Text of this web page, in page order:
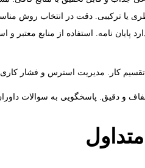
یا ترکیبی. دقت در انتخاب روش
پایان نامه. استفاده از منابع معتبر و
تقسیم کار. مدیریت استرس و فشار کاری.
و دقیق. پاسخگویی به سوالات